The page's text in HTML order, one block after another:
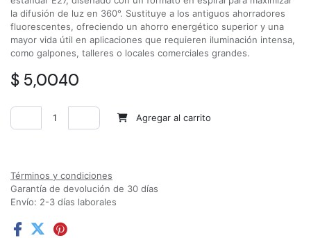
la difusión de luz en 360°. Sustituye a los antiguos ahorradores
fluorescentes, ofreciendo un ahorro energético superior y una
mayor vida útil en aplicaciones que requieren iluminación intensa,
como galpones, talleres o locales comerciales grandes.
$ 5,0040
Agregar al carrito
Términos y condiciones
Garantía de devolución de 30 días
Envío: 2-3 días laborales